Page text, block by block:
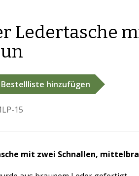
Ledertasche
hinzufügen
15
mit zwei Schnallen,